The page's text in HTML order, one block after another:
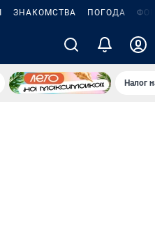
ЗНАКОМСТВА ПОГОДА
Налог